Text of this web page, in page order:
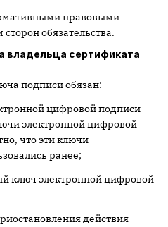
правовыми
обязательства.
владельца сертификата
подписи обязан:
цифровой подписи
электронной цифровой
что эти ключи
ранее;
ключ электронной цифровой
действия